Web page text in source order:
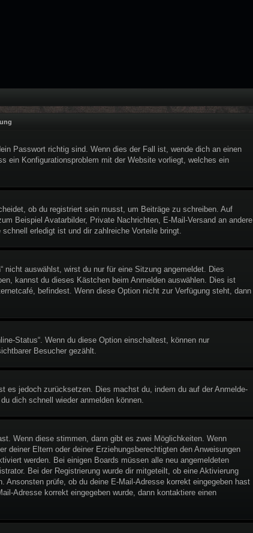
Passwort richtig sind. Wenn dies der Fall ist, wende dich an einen
ein Konfigurationsproblem mit der Website vorliegt, welches ein
ob du registriert sein musst, um Beiträge zu schreiben. Auf
Beispiel Avatarbilder, Private Nachrichten, E-Mail-Versand an andere
erledigt ist und dir zahlreiche Vorteile bringt.
nicht auswählst, wirst du nur für eine Sitzung angemeldet. Dies
kannst du dieses Kästchen beim Anmelden auswählen. Dies ist
befindest. Wenn diese Option nicht zur Verfügung steht, dann
Status“. Wenn du diese Option einschaltest, können nur
Besucher gezählt.
es jedoch zurücksetzen. Dies machst du, indem du auf der Anmelde-
dich schnell wieder anmelden können.
Wenn diese stimmen, dann gibt es zwei Möglichkeiten. Wenn
Eltern oder deiner Erziehungsberechtigten den Anweisungen
werden. Bei einigen Boards müssen alle neu angemeldeten
Bei der Registrierung wurde dir mitgeteilt, ob eine Aktivierung
prüfe, ob du deine E-Mail-Adresse korrekt eingegeben hast
Adresse korrekt eingegeben wurde, dann kontaktiere einen